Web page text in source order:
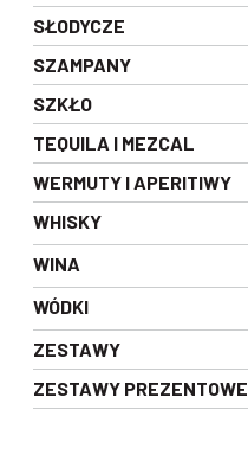
SŁODYCZE
SZAMPANY
SZKŁO
TEQUILA I MEZCAL
WERMUTY I APERITIWY
WHISKY
WINA
WÓDKI
ZESTAWY
ZESTAWY PREZENTOWE